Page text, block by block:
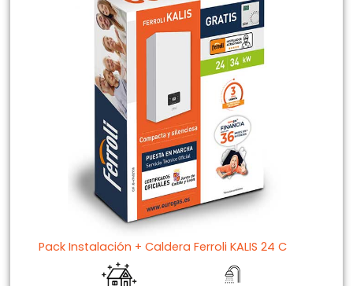
Pack Instalación + Caldera Ferroli KALIS 24 C